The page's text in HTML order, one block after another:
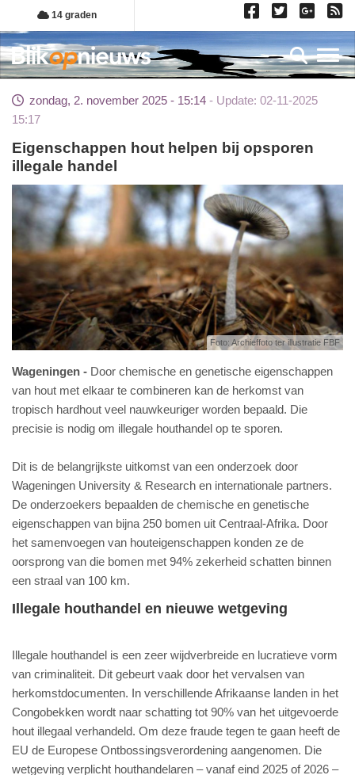
Overslaan
en
naar
de
gaan
14 graden
zondag, 2. november 2025 - 15:14
Update: 02-11-2025
15:17
Eigenschappen hout helpen bij opsporen
illegale handel
Foto: Archieffoto ter illustratie FBF
Wageningen
Door chemische en genetische eigenschappen
van hout met elkaar te combineren kan de herkomst van
tropisch hardhout veel nauwkeuriger worden bepaald. Die
precisie is nodig om illegale houthandel op te sporen.
Dit is de belangrijkste uitkomst van een onderzoek door
Wageningen University & Research en internationale partners.
De onderzoekers bepaalden de chemische en genetische
eigenschappen van bijna 250 bomen uit Centraal-Afrika. Door
het samenvoegen van houteigenschappen konden ze de
oorsprong van die bomen met 94% zekerheid schatten binnen
een straal van 100 km.
Illegale houthandel en nieuwe wetgeving
Illegale houthandel is een zeer wijdverbreide en lucratieve vorm
van criminaliteit. Dit gebeurt vaak door het vervalsen van
herkomstdocumenten. In verschillende Afrikaanse landen in het
Congobekken wordt naar schatting tot 90% van het uitgevoerde
hout illegaal verhandeld. Om deze fraude tegen te gaan heeft de
EU de Europese Ontbossingsverordening aangenomen. Die
wetgeving verplicht houthandelaren – vanaf eind 2025 of 2026 –